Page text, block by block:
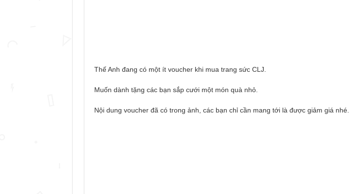
Thế Anh đang có một ít voucher khi mua trang sức CLJ.
Muốn dành tặng các bạn sắp cưới một món quà nhỏ.
Nội dung voucher đã có trong ảnh, các bạn chỉ cần mang tới là được giảm giá nhé.